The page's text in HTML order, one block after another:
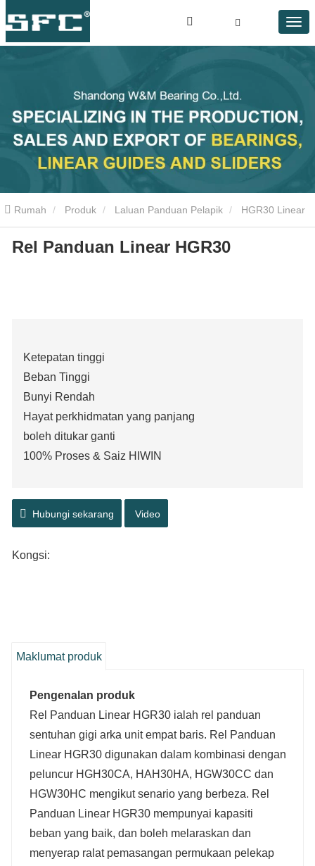
Rumah Produk Laluan Panduan Pelapik
Guide Rail
Rel Panduan Linear HGR30
Ketepatan tinggi
Beban Tinggi
Bunyi Rendah
Hayat perkhidmatan yang panjang
boleh ditukar ganti
100% Proses & Saiz HIWIN
Hubungi sekarang Video
Kongsi:
Maklumat produk
Pengenalan produk
Rel Panduan Linear HGR30 ialah rel panduan
sentuhan gigi arka unit empat baris. Rel Panduan
Linear HGR30 digunakan dalam kombinasi dengan
peluncur HGH30CA, HAH30HA, HGW30CC dan
HGW30HC mengikut senario yang berbeza. Rel
Panduan Linear HGR30 mempunyai kapasiti
beban yang baik, dan boleh melaraskan dan
menyerap ralat pemasangan permukaan pelekap